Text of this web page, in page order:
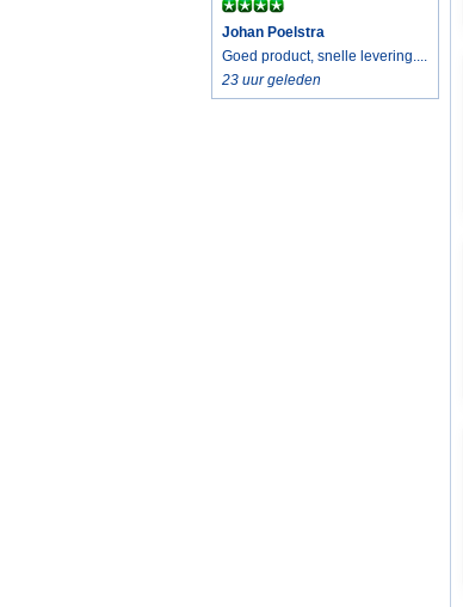
Johan Poelstra
Goed product, snelle levering....
23 uur geleden